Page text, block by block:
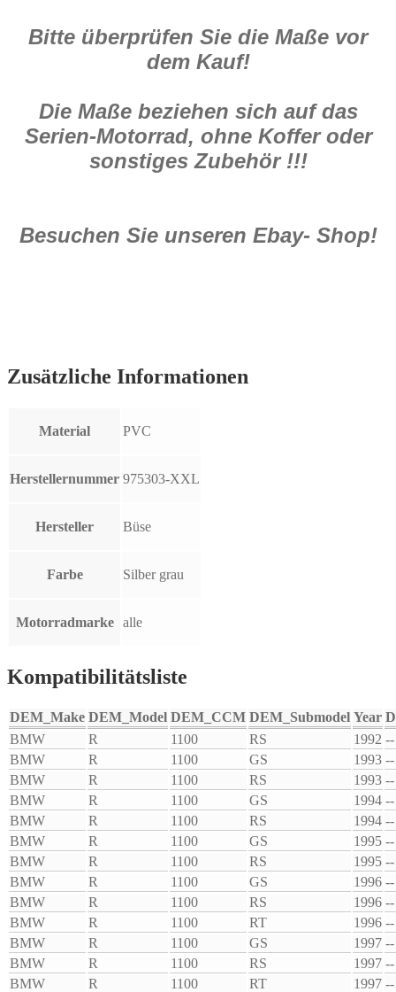
Bitte überprüfen Sie die Maße vor
dem Kauf!
Die Maße beziehen sich auf das
Serien-Motorrad, ohne Koffer oder
sonstiges Zubehör !!!
Besuchen Sie unseren Ebay- Shop!
Zusätzliche Informationen
Material PVC
Herstellernummer 975303-XXL
Hersteller Büse
Farbe Silber grau
Motorradmarke alle
Kompatibilitätsliste
DEM_Make DEM_Model DEM_CCM DEM_Submodel Year
BMW
R 1100 RS 1992 --
BMW
R 1100 GS 1993 --
BMW
R 1100 RS 1993 --
BMW
R 1100 GS 1994 --
BMW
R 1100 RS 1994 --
BMW
R 1100 GS 1995 --
BMW
R 1100 RS 1995 --
BMW
R 1100 GS 1996 --
BMW
R 1100 RS 1996 --
BMW
R 1100 RT 1996 --
BMW
R 1100 GS 1997 --
BMW
R 1100 RS 1997 --
BMW
R 1100 RT 1997 --